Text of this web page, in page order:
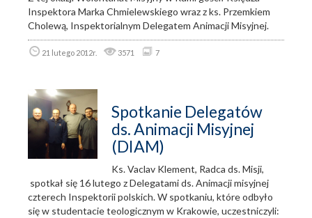
Inspektora Marka Chmielewskiego wraz z ks. Przemkiem
Cholewą, Inspektorialnym Delegatem Animacji Misyjnej.
21 lutego 2012r. 3571 7
Spotkanie Delegatów
ds. Animacji Misyjnej
(DIAM)
Ks. Vaclav Klement, Radca ds. Misji,
spotkał się 16 lutego z Delegatami ds. Animacji misyjnej
czterech Inspektorii polskich. W spotkaniu, które odbyło
się w studentacie teologicznym w Krakowie, uczestniczyli: